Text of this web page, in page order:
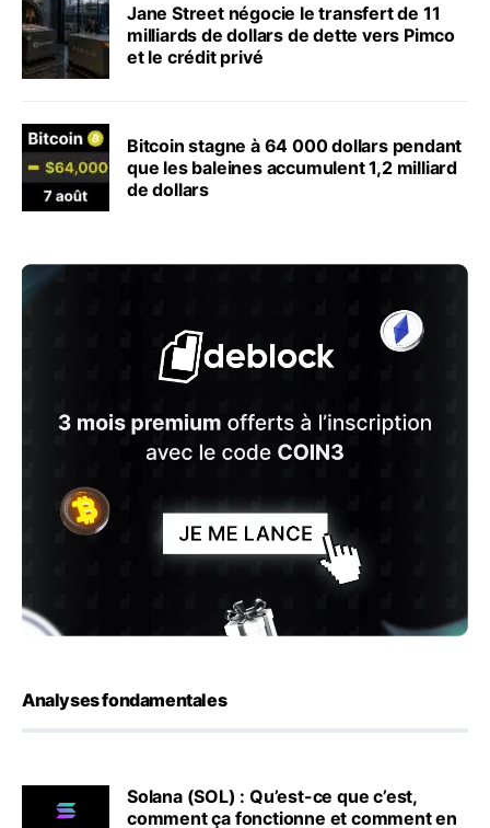
Jane Street négocie le transfert de 11
milliards de dollars de dette vers Pimco
et le crédit privé
Bitcoin stagne à 64 000 dollars pendant
que les baleines accumulent 1,2 milliard
de dollars
Analyses fondamentales
Solana (SOL) : Qu’est-ce que c’est,
comment ça fonctionne et comment en